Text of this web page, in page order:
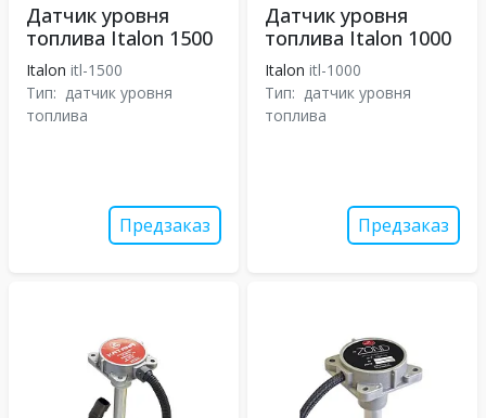
Датчик уровня
топлива Italon 1500
Italon itl-1500
Тип: датчик уровня
топлива
Предзаказ
Датчик уровня
топлива Italon 1000
Italon itl-1000
Тип: датчик уровня
топлива
Предзаказ